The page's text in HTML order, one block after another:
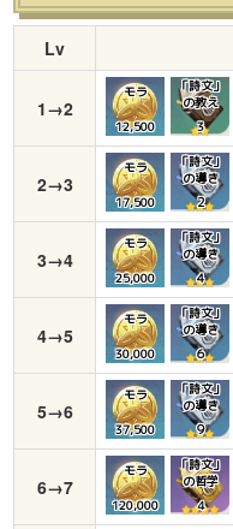
Lv
1→2
モラ
12,500
「詩文」
の教え
3
2→3
モラ
17,500
「詩文」
の導き
２
3→4
モラ
25,000
「詩文」
の導き
４
4→5
モラ
30,000
「詩文」
の導き
６
5→6
モラ
37,500
「詩文」
の導き
９
6→7
モラ
120,000
「詩文」
の哲学
4